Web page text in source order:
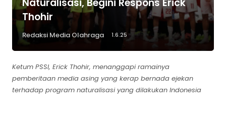
Naturalisasi, Begini Respons Erick
Thohir
Redaksi Media Olahraga 1.6.25
Ketum PSSI, Erick Thohir, menanggapi ramainya
pemberitaan media asing yang kerap bernada ejekan
terhadap program naturalisasi yang dilakukan Indonesia